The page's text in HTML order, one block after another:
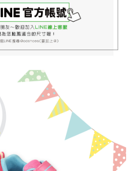
用他人資訊註冊。若發現惡意使用之情形，
止該用戶之使用額度並採取法律行動。